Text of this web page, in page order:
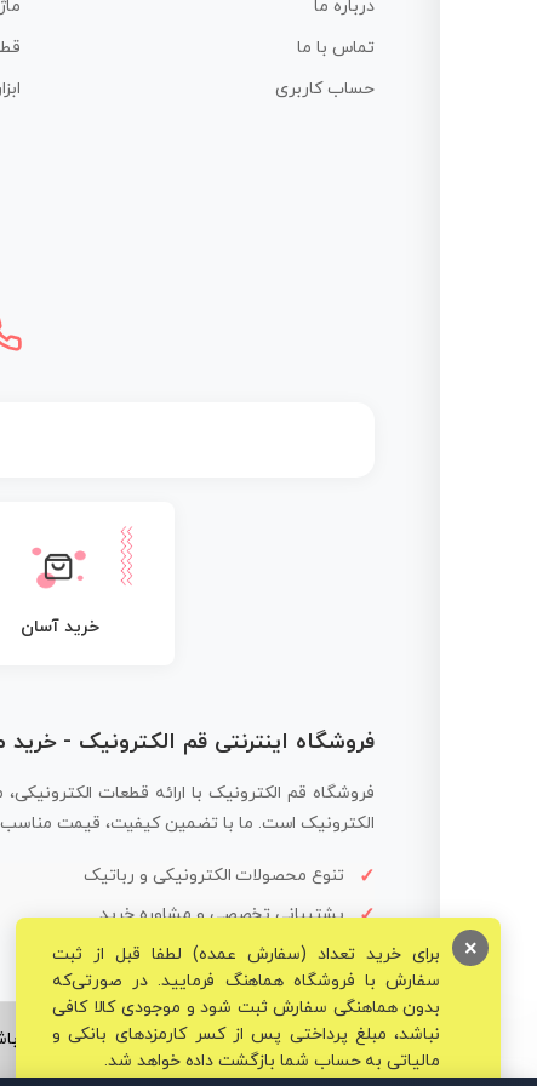
درباره ما
تماس با ما
حساب کاربری
خرید آسان
فروشگاه اینترنتی قم الکترونیک -
فروشگاه قم الکترونیک با ارائه قطعات
الکترونیک است. ما با تضمین کیفیت، قیمت مناسب
تنوع محصولات الکترونیکی و رباتیک
پشتیبانی تخصصی و مشاوره خرید
© تمامی حقوق برای فروشگاه تخصصی قم الکترونیک محفوظ
برای خرید تعداد (سفارش عمده) لطفا قبل از ثبت
سفارش با فروشگاه هماهنگ فرمایید. در صورتی‌که
بدون هماهنگی سفارش ثبت شود و موجودی کالا کافی
نباشد، مبلغ پرداختی پس از کسر کارمزدهای بانکی و
مالیاتی به حساب شما بازگشت داده خواهد شد.
×